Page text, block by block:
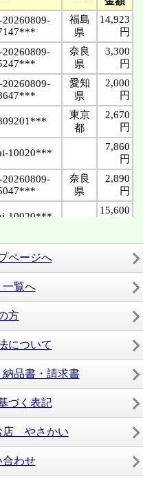
ページへ
一覧へ
方
について
品書・請求書
づく表記
店 やさかい
合わせ